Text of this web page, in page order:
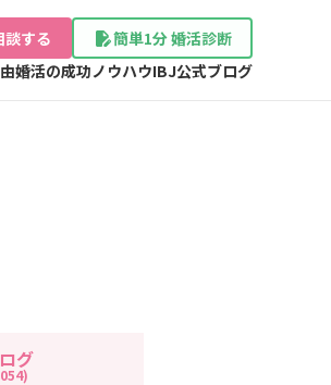
談する
簡単1分 婚活診断
婚活の成功ノウハウIBJ公式ブログ
グ